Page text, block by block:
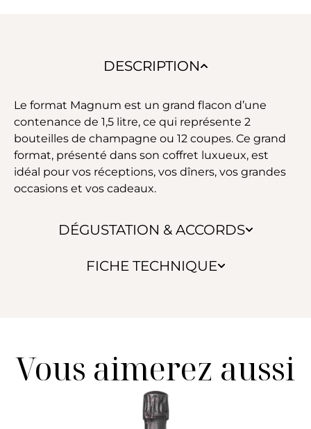
DESCRIPTION
DÉGUSTATION & ACCORDS
FICHE TECHNIQUE
Le format Magnum est un grand flacon d’une
contenance de 1,5 litre, ce qui représente 2
bouteilles de champagne ou 12 coupes. Ce grand
format, présenté dans son coffret luxueux, est
idéal pour vos réceptions, vos dîners, vos grandes
occasions et vos cadeaux.
Vous aimerez aussi